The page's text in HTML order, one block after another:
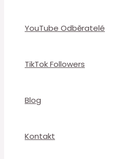
YouTube Odběratelé
TikTok Followers
Blog
Kontakt